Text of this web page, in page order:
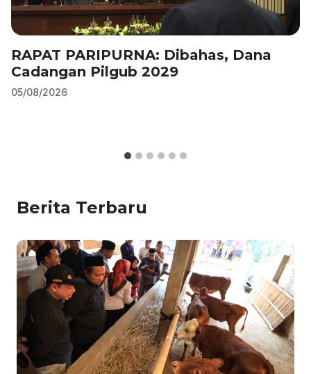
RAPAT PARIPURNA: Dibahas, Dana
Cadangan Pilgub 2029
05/08/2026
Berita Terbaru